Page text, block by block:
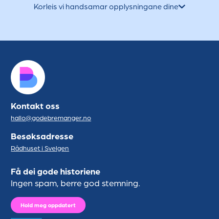
Korleis vi handsamar opplysningane dine
Kontakt oss
hallo@godebremanger.no
Besøksadresse
Rådhuset i Svelgen
Få dei gode historiene
Ingen spam, berre god stemning.
Hold meg oppdatert